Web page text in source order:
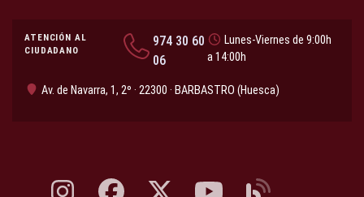
ATENCIÓN AL
CIUDADANO
974 30 60
06
Lunes-Viernes de 9:00h
a 14:00h
Av. de Navarra, 1, 2º · 22300 · BARBASTRO (Huesca)